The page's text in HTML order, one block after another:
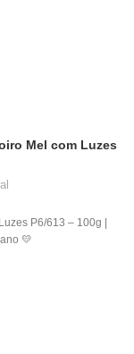
Mel com Luzes
P6/613 – 100g |
💛